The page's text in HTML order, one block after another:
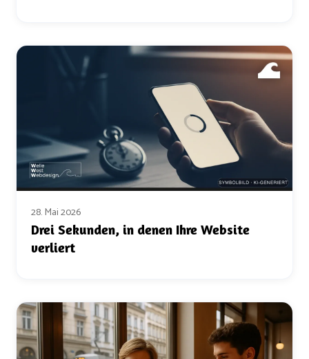
28. Mai 2026
Drei Sekunden, in denen Ihre Website
verliert